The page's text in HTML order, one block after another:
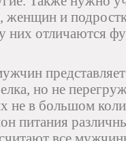
и
них отличаются
но не
не в большом
питания